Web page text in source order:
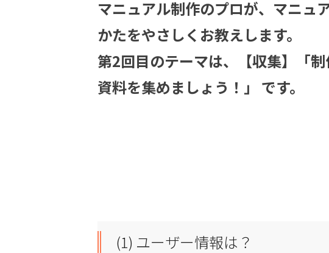
マニュアル制作のプロが、マニュ
かたをやさしくお教えします。
第2回目のテーマは、【収集】「
資料を集めましょう！」 です。
(1) ユーザー情報は？